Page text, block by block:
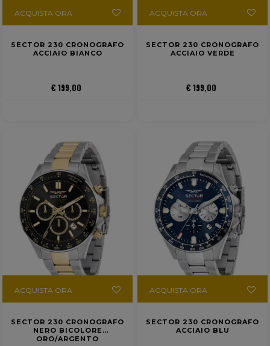
ACQUISTA ORA
SECTOR 230 CRONOGRAFO
ACCIAIO BIANCO
€ 199,00
ACQUISTA ORA
SECTOR 230 CRONOGRAFO
ACCIAIO VERDE
€ 199,00
ACQUISTA ORA
SECTOR 230 CRONOGRAFO
NERO BICOLORE
ORO/ARGENTO
ACQUISTA ORA
SECTOR 230 CRONOGRAFO
ACCIAIO BLU